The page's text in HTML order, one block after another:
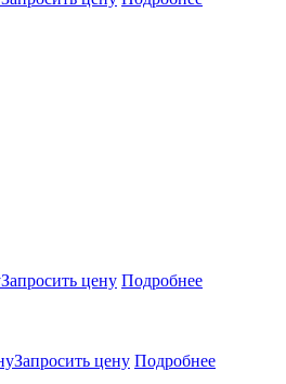
Запросить цену Подробнее
Запросить цену Подробнее